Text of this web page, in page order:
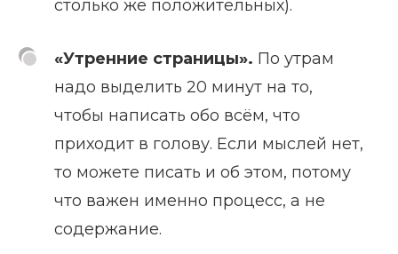
столько же положительных).
«Утренние страницы». По утрам
надо выделить 20 минут на то,
чтобы написать обо всём, что
приходит в голову. Если мыслей нет,
то можете писать и об этом, потому
что важен именно процесс, а не
содержание.